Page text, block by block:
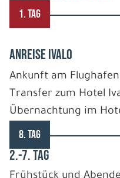
1. TAG
ANREISE IVALO
Ankunft am
Transfer zum Hotel
Übernachtung im
8. TAG
2.-7. TAG